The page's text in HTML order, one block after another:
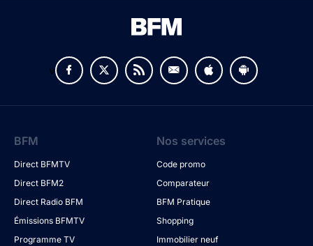
v
BFM
Direct BFMTV
Direct BFM2
Direct Radio BFM
Émissions BFMTV
Programme TV
Nos services
Code promo
Comparateur
BFM Pratique
Shopping
Immobilier neuf